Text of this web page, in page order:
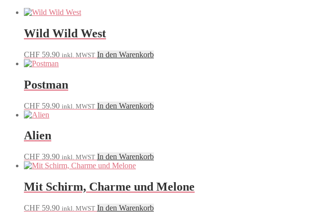
Wild Wild West
CHF 59.90 inkl. MWST In den Warenkorb
Postman
CHF 59.90 inkl. MWST In den Warenkorb
Alien
CHF 39.90 inkl. MWST In den Warenkorb
Mit Schirm, Charme und Melone
CHF 59.90 inkl. MWST In den Warenkorb